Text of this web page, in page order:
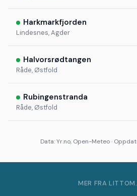
Harkmarkfjorden
Lindesnes, Agder
Halvorsrødtangen
Råde, Østfold
Rubingenstranda
Råde, Østfold
Data: Yr.no, Open-Meteo ·
MER FRA